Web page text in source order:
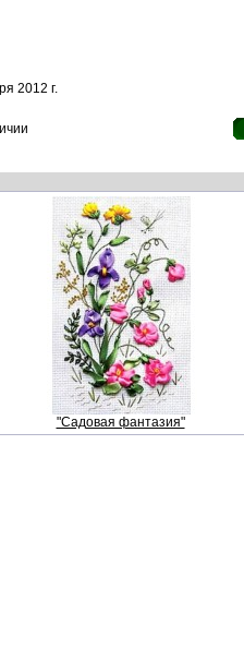
2012 г.
"Садовая фантазия"